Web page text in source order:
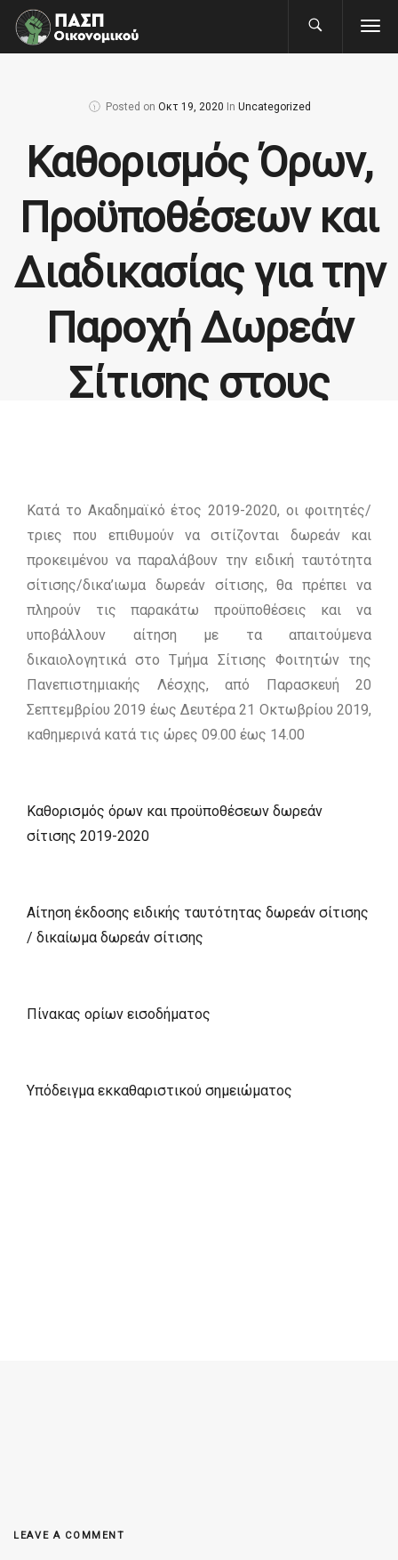
Posted on Οκτ 19, 2020 In Uncategorized
Καθορισμός Όρων,
Προϋποθέσεων και
Διαδικασίας για την
Παροχή Δωρεάν
Σίτισης στους
Ε.Κ.Π.Α. Κατά το
Ακαδημαϊκό Έτος
2019-2020
Κατά το Ακαδημαϊκό έτος 2019-2020, οι φοιτητές/
τριες που επιθυμούν να σιτίζονται δωρεάν και
προκειμένου να παραλάβουν την ειδική ταυτότητα
σίτισης/δικα’ιωμα δωρεάν σίτισης, θα πρέπει να
πληρούν τις παρακάτω προϋποθέσεις και να
υποβάλλουν αίτηση με τα απαιτούμενα
δικαιολογητικά στο Τμήμα Σίτισης Φοιτητών της
Πανεπιστημιακής Λέσχης, από Παρασκευή 20
Σεπτεμβρίου 2019 έως Δευτέρα 21 Οκτωβρίου 2019,
καθημερινά κατά τις ώρες 09.00 έως 14.00
Καθορισμός όρων και προϋποθέσεων δωρεάν
σίτισης 2019-2020
Αίτηση έκδοσης ειδικής ταυτότητας δωρεάν σίτισης
/ δικαίωμα δωρεάν σίτισης
Πίνακας ορίων εισοδήματος
Υπόδειγμα εκκαθαριστικού σημειώματος
LEAVE A COMMENT